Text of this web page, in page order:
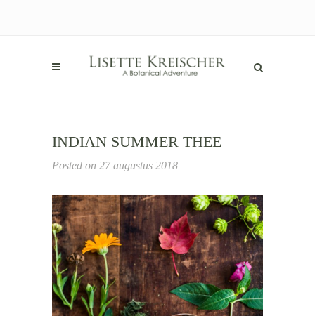
INDIAN SUMMER THEE
Posted on 27 augustus 2018